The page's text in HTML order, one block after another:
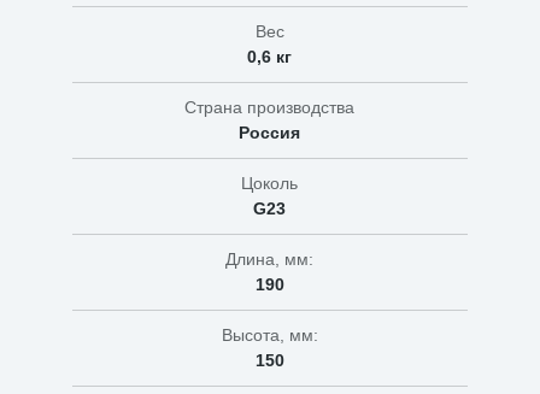
Вес
0,6 кг
Страна производства
Россия
Цоколь
G23
Длина, мм:
190
Высота, мм:
150